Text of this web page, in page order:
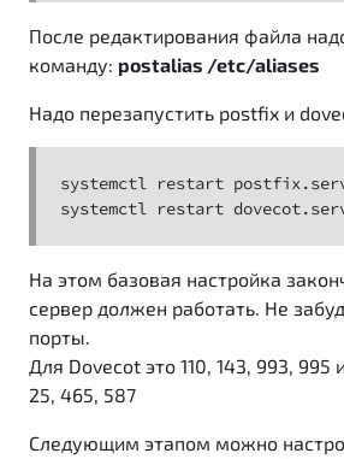
После редактирования файла
команду: postalias /etc/aliases
Надо перезапустить postfix и
systemctl restart
systemctl restart
На этом базовая настройка
сервер должен работать. Не
порты.
Для Dovecot это 110, 143, 993, 995
25, 465, 587
Следующим этапом можно